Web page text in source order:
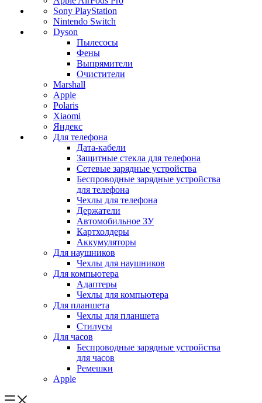
Sony PlayStation
Nintendo Switch
Dyson
Пылесосы
Фены
Выпрямители
Очистители
Marshall
Apple
Polaris
Xiaomi
Яндекс
Для телефона
Дата-кабели
Защитные стекла для телефона
Сетевые зарядные устройства
Беспроводные зарядные устройства
для телефона
Чехлы для телефона
Держатели
Автомобильное ЗУ
Картхолдеры
Аккумуляторы
Для наушников
Чехлы для наушников
Для компьютера
Адаптеры
Чехлы для компьютера
Для планшета
Чехлы для планшета
Стилусы
Для часов
Беспроводные зарядные устройства
для часов
Ремешки
Apple